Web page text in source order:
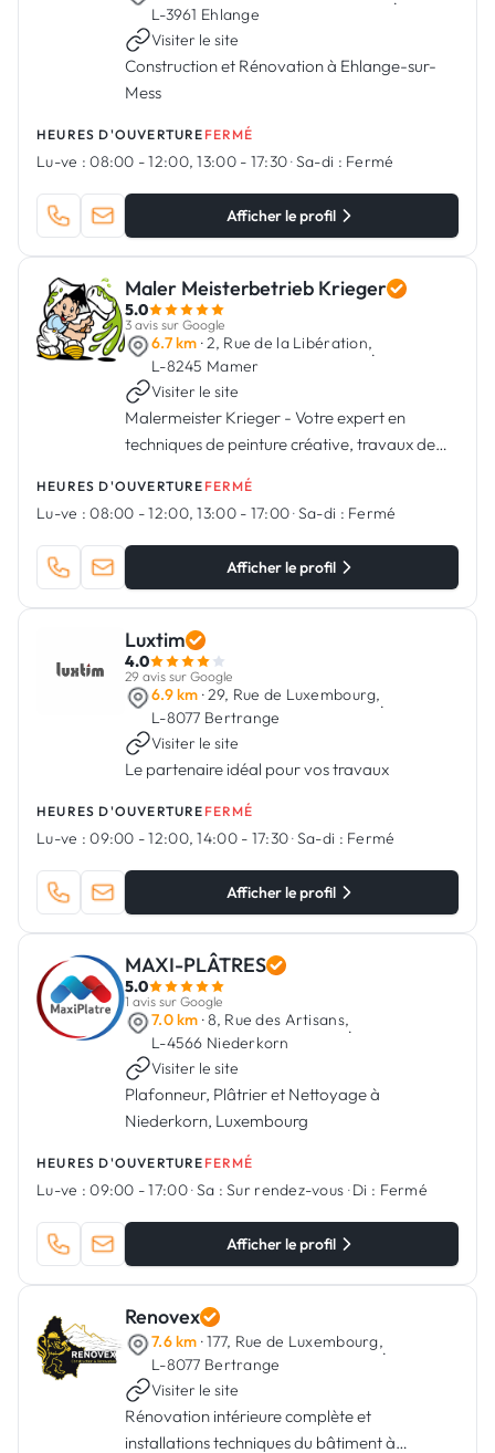
L-3961 Ehlange
Visiter le site
Construction et Rénovation à Ehlange-sur-
Mess
HEURES D'OUVERTURE FERMÉ
Lu-ve : 08:00 - 12:00, 13:00 - 17:30·Sa-di : Fermé
Afficher le profil
Maler Meisterbetrieb Krieger
5.0
3 avis sur Google
6.7 km · 2, Rue de la Libération,
L-8245 Mamer
·
Visiter le site
Malermeister Krieger - Votre expert en
techniques de peinture créative, travaux de
HEURES D'OUVERTURE FERMÉ
Lu-ve : 08:00 - 12:00, 13:00 - 17:00·Sa-di : Fermé
Afficher le profil
Luxtim
4.0
29 avis sur Google
6.9 km · 29, Rue de Luxembourg,
L-8077 Bertrange
·
Visiter le site
Le partenaire idéal pour vos travaux
HEURES D'OUVERTURE FERMÉ
Lu-ve : 09:00 - 12:00, 14:00 - 17:30·Sa-di : Fermé
Afficher le profil
MAXI-PLÂTRES
5.0
1 avis sur Google
7.0 km · 8, Rue des Artisans,
L-4566 Niederkorn
·
Visiter le site
Plafonneur, Plâtrier et Nettoyage à
Niederkorn, Luxembourg
HEURES D'OUVERTURE FERMÉ
Lu-ve : 09:00 - 17:00·Sa : Sur rendez-vous ·Di : Fermé
Afficher le profil
Renovex
7.6 km · 177, Rue de Luxembourg,
L-8077 Bertrange
·
Visiter le site
Rénovation intérieure complète et
installations techniques du bâtiment à